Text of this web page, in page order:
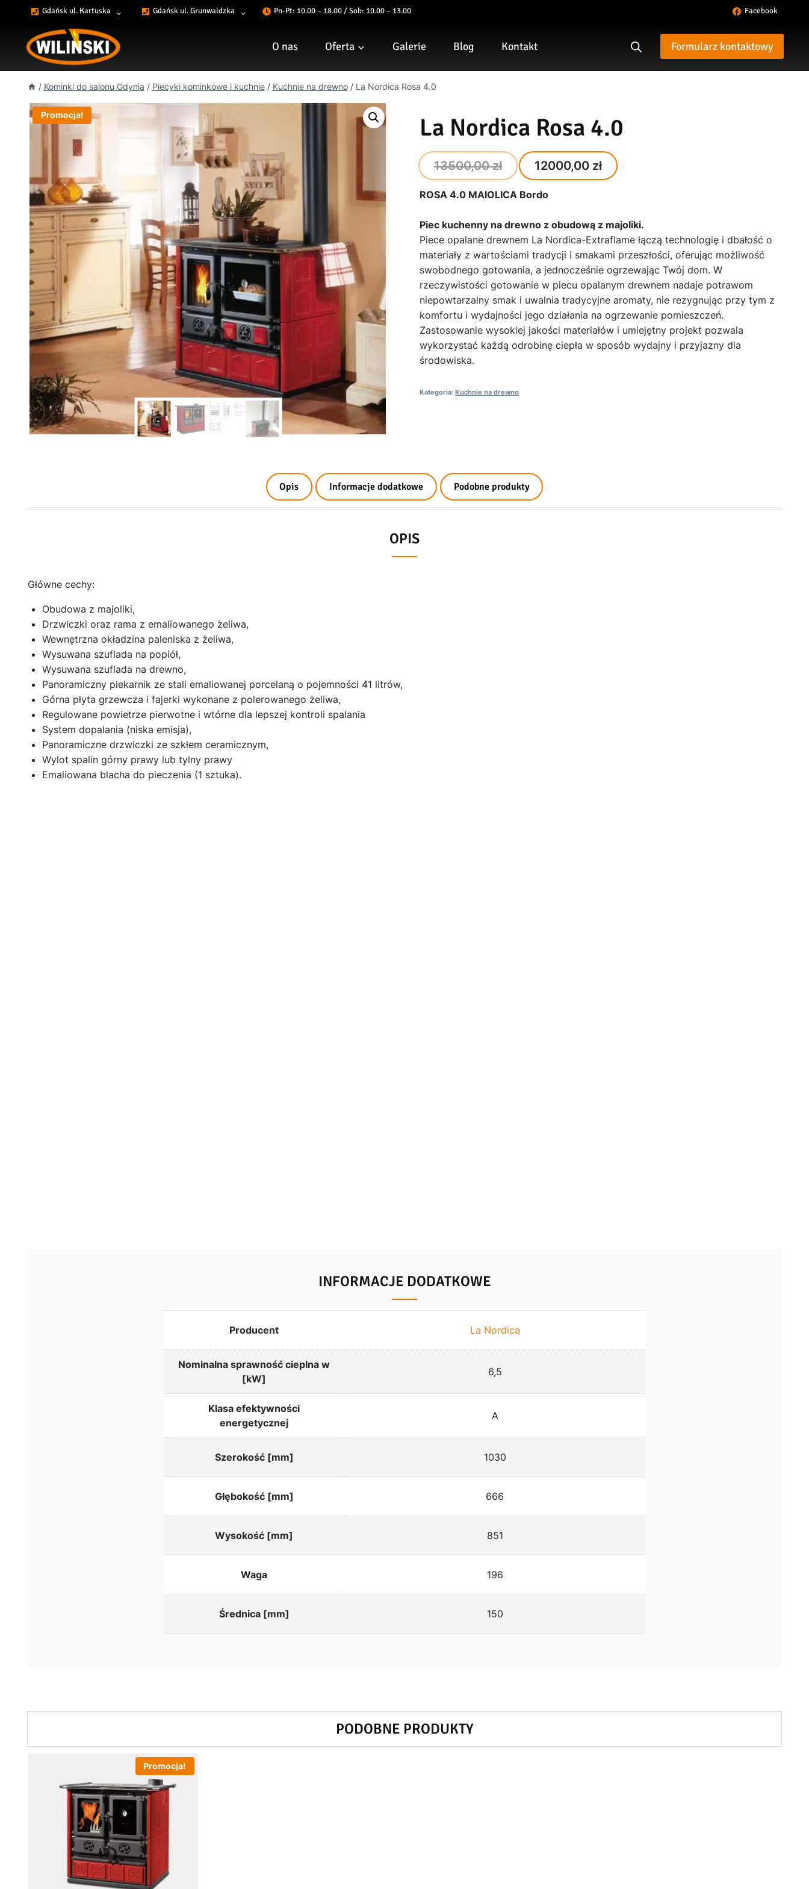
Przejdź
Gdańsk ul. Kartuska Gdańsk ul. Grunwaldzka Pn-Pt: 10.00 – 18.00 / Sob: 10.00 – 13.00 Facebook
O nas Oferta Galerie Blog Kontakt Formularz kontaktowy
/ Kominki do salonu Gdynia / Piecyki kominkowe i kuchnie / Kuchnie na drewno / La Nordica Rosa 4.0
Promocja! La Nordica Rosa 4.0
13500,00zł
Original
price
was:
13500,00 zł.
12000,00 zł
Current
12000,00 zł.
ROSA 4.0 MAIOLICA Bordo
Piec kuchenny na drewno z obudową z majoliki.
Piece opalane drewnem La Nordica-Extraflame łączą technologię i dbałość o
materiały z wartościami tradycji i smakami przeszłości, oferując możliwość
swobodnego gotowania, a jednocześnie ogrzewając Twój dom. W
rzeczywistości gotowanie w piecu opalanym drewnem nadaje potrawom
niepowtarzalny smak i uwalnia tradycyjne aromaty, nie rezygnując przy tym z
komfortu i wydajności jego działania na ogrzewanie pomieszczeń.
Zastosowanie wysokiej jakości materiałów i umiejętny projekt pozwala
wykorzystać każdą odrobinę ciepła w sposób wydajny i przyjazny dla
środowiska.
Kategoria:Kuchnie na drewno
Opis Informacje dodatkowe Podobne produkty
OPIS
Główne cechy:
Obudowa z majoliki,
Drzwiczki oraz rama z emaliowanego żeliwa,
Wewnętrzna okładzina paleniska z żeliwa,
Wysuwana szuflada na popiół,
Wysuwana szuflada na drewno,
Panoramiczny piekarnik ze stali emaliowanej porcelaną o pojemności 41 litrów,
Górna płyta grzewcza i fajerki wykonane z polerowanego żeliwa,
Regulowane powietrze pierwotne i wtórne dla lepszej kontroli spalania
System dopalania (niska emisja),
Panoramiczne drzwiczki ze szkłem ceramicznym,
Wylot spalin górny prawy lub tylny prawy
Emaliowana blacha do pieczenia (1 sztuka).
INFORMACJE DODATKOWE
Producent La Nordica
Nominalna sprawność cieplna w
[kW]
6,5
Klasa efektywności
energetycznej
A
Szerokość [mm] 1030
Głębokość [mm] 666
Wysokość [mm] 851
Waga 196
Średnica [mm] 150
PODOBNE PRODUKTY
Promocja!